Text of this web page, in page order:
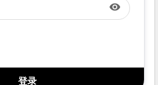
visibility